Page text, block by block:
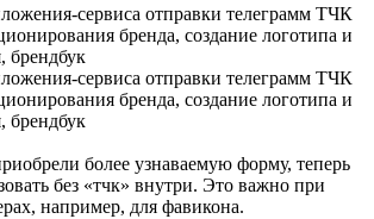
более узнаваемую форму, теперь
без «тчк» внутри. Это важно при
например, для фавикона.